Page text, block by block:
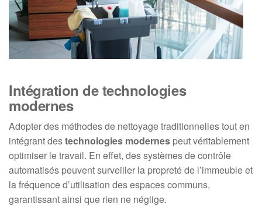
Intégration de technologies
modernes
Adopter des méthodes de nettoyage traditionnelles tout en
intégrant destechnologies modernes peut véritablement
optimiser le travail. En effet, des systèmes de contrôle
automatisés peuvent surveiller la propreté de l’immeuble et
la fréquence d’utilisation des espaces communs,
garantissant ainsi que rien ne néglige.